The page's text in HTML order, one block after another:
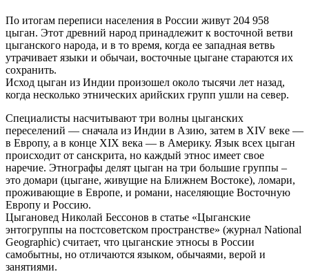
По итогам переписи населения в России живут 204 958
цыган. Этот древний народ принадлежит к восточной ветви
цыганского народа, и в то время, когда ее западная ветвь
утрачивает языки и обычаи, восточные цыгане стараются их
сохранить.
Исход цыган из Индии произошел около тысячи лет назад,
когда несколько этнических арийских групп ушли на север.
Специалисты насчитывают три волны цыганских
переселений — сначала из Индии в Азию, затем в XIV веке —
в Европу, а в конце XIX века — в Америку. Язык всех цыган
происходит от санскрита, но каждый этнос имеет свое
наречие. Этнографы делят цыган на три большие группы –
это домари (цыгане, живущие на Ближнем Востоке), ломари,
проживающие в Европе, и романи, населяющие Восточную
Европу и Россию.
Цыгановед Николай Бессонов в статье «Цыганские
энтогруппы на постсоветском пространстве» (журнал National
Geographic) считает, что цыганские этносы в России
самобытны, но отличаются языком, обычаями, верой и
занятиями.